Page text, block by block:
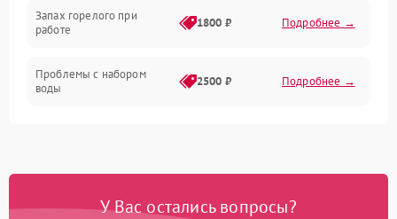
Запах горелого при
работе
1800 ₽ Подробнее →
Проблемы с набором
воды
2500 ₽ Подробнее →
Замена платы управления 2200 ₽ Подробнее →
У Вас остались вопросы?